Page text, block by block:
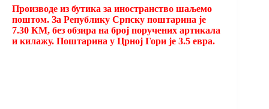
Производе из бутика за иностранство шаљемо
поштом. За Републику Српску поштарина је
7.30 КМ, без обзира на број поручених артикала
и килажу. Поштарина у Црној Гори је 3.5 евра.